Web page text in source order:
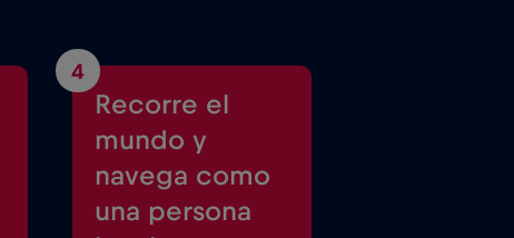
4
Recorre el
mundo y
navega como
una persona